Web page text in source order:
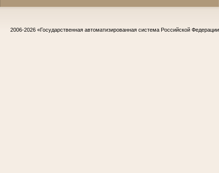
2006-2026 «Государственная автоматизированная система Российской